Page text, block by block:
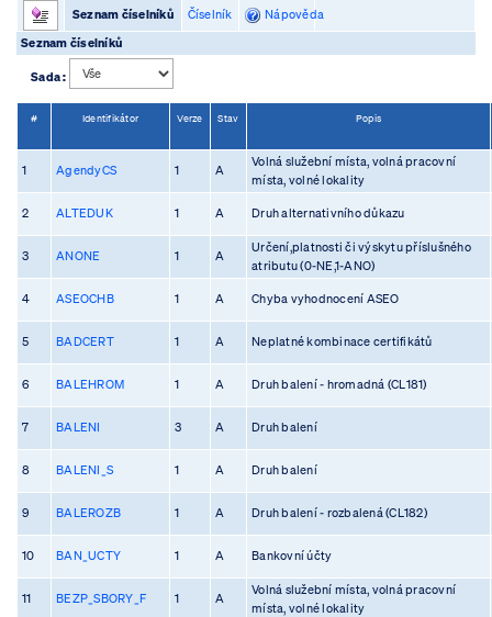
Seznam číselníků Číselník
Nápověda
Seznam číselníků
Sada :
# Identifikátor Verze Stav Popis
1 AgendyCS 1 A
Volná služební místa, volná pracovní
místa, volné lokality
2 ALTEDUK 1 A Druh alternativního důkazu
3 ANONE 1 A
Určení,platnosti či výskytu příslušného
atributu (0-NE,1-ANO)
4 ASEOCHB 1 A Chyba vyhodnocení ASEO
5 BADCERT 1 A Neplatné kombinace certifikátů
6 BALEHROM 1 A Druh balení - hromadná (CL181)
7 BALENI 3 A Druh balení
8 BALENI_S 1 A Druh balení
9 BALEROZB 1 A Druh balení - rozbalená (CL182)
10 BAN_UCTY 1 A Bankovní účty
11 BEZP_SBORY_F 1 A
Volná služební místa, volná pracovní
místa, volné lokality